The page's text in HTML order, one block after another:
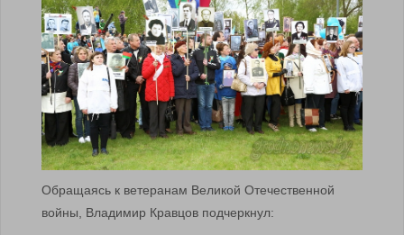
Обращаясь к ветеранам Великой Отечественной
войны, Владимир Кравцов подчеркнул: